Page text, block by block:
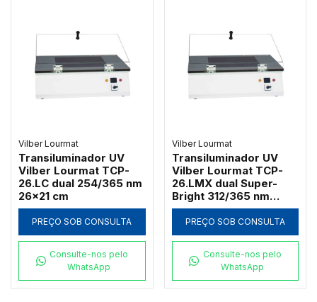
Vilber Lourmat
Transiluminador UV
Vilber Lourmat TCP-
26.LC dual 254/365 nm
26x21 cm
PREÇO SOB CONSULTA
Consulte-nos pelo
WhatsApp
Vilber Lourmat
Transiluminador UV
Vilber Lourmat TCP-
26.LMX dual Super-
Bright 312/365 nm
26x21 cm
PREÇO SOB CONSULTA
Consulte-nos pelo
WhatsApp